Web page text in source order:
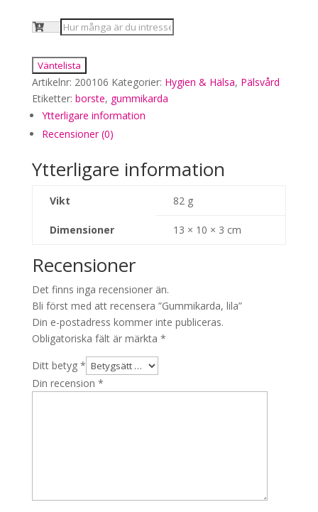
Väntelista
Artikelnr: 200106 Kategorier: Hygien & Hälsa, Pälsvård
Etiketter: borste, gummikarda
Ytterligare information
Recensioner (0)
Ytterligare information
Vikt 82 g
Dimensioner 13 × 10 × 3 cm
Recensioner
Det finns inga recensioner än.
Bli först med att recensera ”Gummikarda, lila”
Din e-postadress kommer inte publiceras.
Obligatoriska fält är märkta *
Ditt betyg *
Din recension *